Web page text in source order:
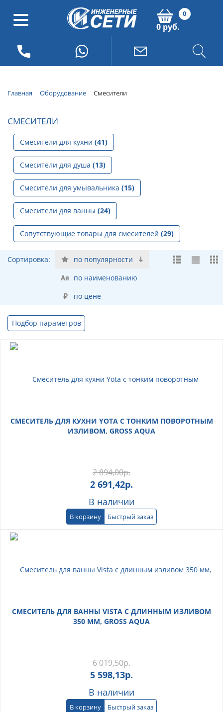
0
0 руб.
Главная Оборудование Смесители
СМЕСИТЕЛИ
Смесители для кухни (41)
Смесители для душа (13)
Смесители для умывальника (15)
Смесители для ванны (24)
Сопутствующие товары для смесителей (29)
Сортировка:
по популярности
по наименованию
по цене
Подбор параметров
СМЕСИТЕЛЬ ДЛЯ КУХНИ YOTA С ТОНКИМ ПОВОРОТНЫМ
ИЗЛИВОМ, GROSS AQUA
2 894,00р.
2 691,42р.
В наличии
В корзину Быстрый заказ
СМЕСИТЕЛЬ ДЛЯ ВАННЫ VISTA С ДЛИННЫМ ИЗЛИВОМ
350 ММ, GROSS AQUA
6 019,50р.
5 598,13р.
В наличии
В корзину Быстрый заказ